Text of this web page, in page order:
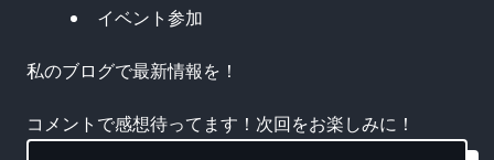
イベント参加
私のブログで最新情報を！
コメントで感想待ってます！次回をお楽しみに！